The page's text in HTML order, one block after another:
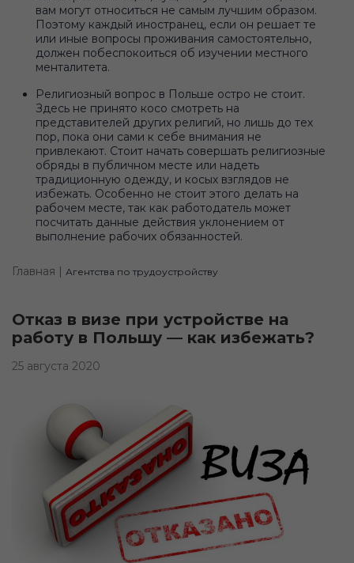
вам могут относиться не самым лучшим образом.
Поэтому каждый иностранец, если он решает те
или иные вопросы проживания самостоятельно,
должен побеспокоиться об изучении местного
менталитета.
Религиозный вопрос в Польше остро не стоит.
Здесь не принято косо смотреть на
представителей других религий, но лишь до тех
пор, пока они сами к себе внимания не
привлекают. Стоит начать совершать религиозные
обряды в публичном месте или надеть
традиционную одежду, и косых взглядов не
избежать. Особенно не стоит этого делать на
рабочем месте, так как работодатель может
посчитать данные действия уклонением от
выполнение рабочих обязанностей.
Главная | Агентства по трудоустройству
Отказ в визе при устройстве на
работу в Польшу — как избежать?
25 августа 2020